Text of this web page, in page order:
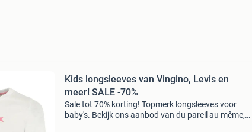
Kids longsleeves van Vingino, Levis en
meer! SALE -70%
Sale tot 70% korting! Topmerk longsleeves voor
baby's. Bekijk ons aanbod van du pareil au même,